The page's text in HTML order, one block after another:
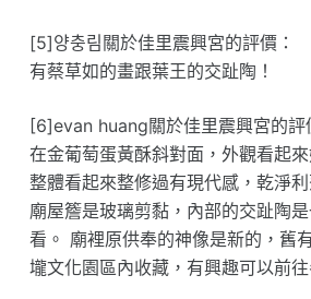
[5]양충림關於佳里震興宮的評價：
有蔡草如的畫跟葉王的交趾陶！
[6]evan huang關於佳里震興宮的評
在金葡萄蛋黃酥斜對面，外觀看起
整體看起來整修過有現代感，乾淨
廟屋簷是玻璃剪黏，內部的交趾陶
看。 廟裡原供奉的神像是新的，舊
壠文化園區內收藏，有興趣可以前往